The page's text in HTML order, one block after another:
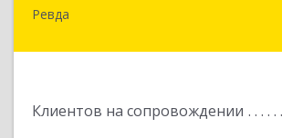
Ревда
Клиентов на сопровождении
623286, Свердловская обл,